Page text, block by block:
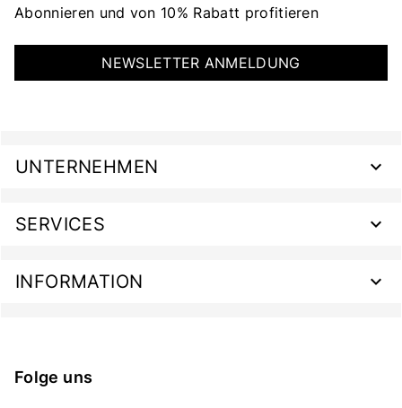
Abonnieren und von 10% Rabatt profitieren
NEWSLETTER ANMELDUNG
UNTERNEHMEN
SERVICES
INFORMATION
Folge uns